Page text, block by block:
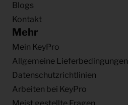
Blogs
Kontakt
Mehr
Mein KeyPro
Allgemeine Lieferbedingungen
Datenschutzrichtlinien
Arbeiten bei KeyPro